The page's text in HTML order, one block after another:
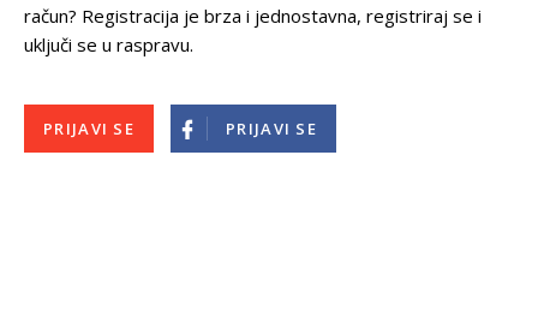
račun? Registracija je brza i jednostavna, registriraj se i
uključi se u raspravu.
PRIJAVI SE PRIJAVI SE